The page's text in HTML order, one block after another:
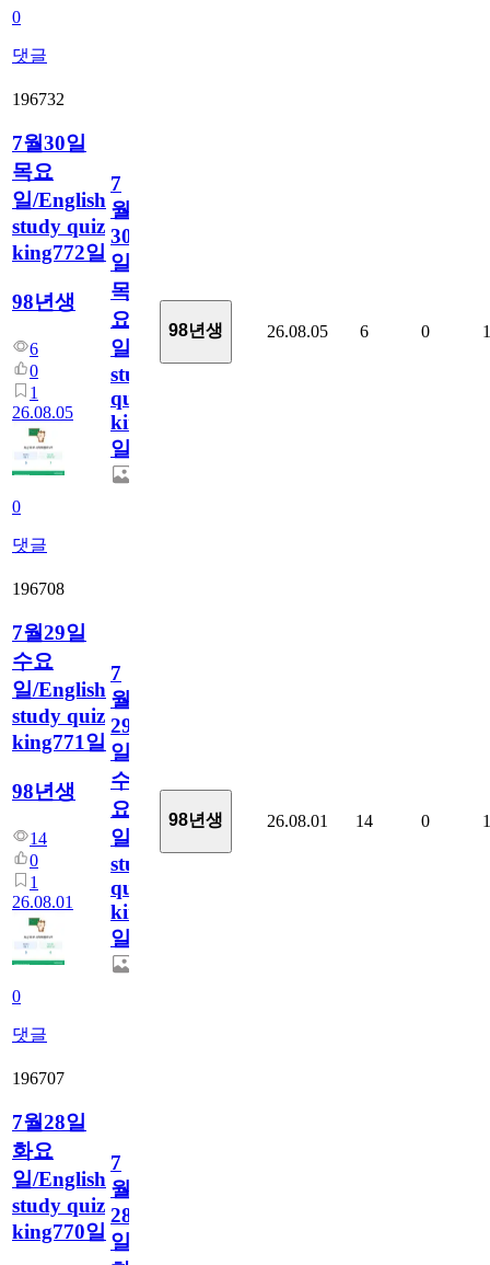
0
댓글
196732
7월30일
목요
일/English
study quiz
king772일
98년생
6
0
1
26.08.05
0
댓글
7
월
30
일
목
요
일/English
study
quiz
king772
일
98년생 26.08.05 6 0 1
196708
7월29일
수요
일/English
study quiz
king771일
98년생
14
0
1
26.08.01
0
댓글
7
월
29
일
수
요
일/English
study
quiz
king771
일
98년생 26.08.01 14 0 1
196707
7월28일
화요
일/English
study quiz
king770일
7
월
28
일